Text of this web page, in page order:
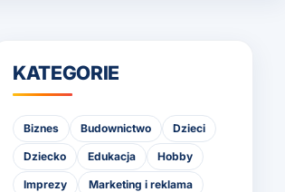
KATEGORIE
Biznes Budownictwo Dzieci
Dziecko Edukacja Hobby
Imprezy Marketing i reklama